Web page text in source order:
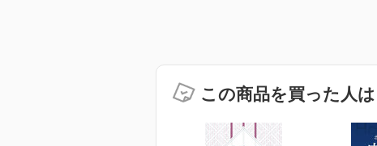
この商品を買った人